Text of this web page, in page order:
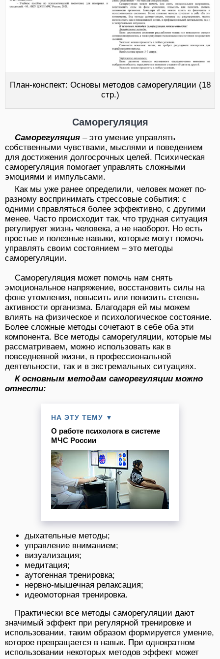
План-конспект: Основы методов саморегуляции (18
стр.)
Саморегуляция
Саморегуляция – это умение управлять
собственными чувствами, мыслями и поведением
для достижения долгосрочных целей. Психическая
саморегуляция помогает управлять сложными
эмоциями и импульсами.
Как мы уже ранее определили, человек может по-
разному воспринимать стрессовые события: с
одними справляться более эффективно, с другими
менее. Часто происходит так, что трудная ситуация
регулирует жизнь человека, а не наоборот. Но есть
простые и полезные навыки, которые могут помочь
управлять своим состоянием – это методы
саморегуляции.
Саморегуляция может помочь нам снять
эмоциональное напряжение, восстановить силы на
фоне утомления, повысить или понизить степень
активности организма. Благодаря ей мы можем
влиять на физическое и психологическое состояние.
Более сложные методы сочетают в себе оба эти
компонента. Все методы саморегуляции, которые мы
рассматриваем, можно использовать как в
повседневной жизни, в профессиональной
деятельности, так и в экстремальных ситуациях.
К основным методам саморегуляции можно
отнести:
НА ЭТУ ТЕМУ ▼
О работе психолога в системе
МЧС России
дыхательные методы;
управление вниманием;
визуализация;
медитация;
аутогенная тренировка;
нервно-мышечная релаксация;
идеомоторная тренировка.
Практически все методы саморегуляции дают
значимый эффект при регулярной тренировке и
использовании, таким образом формируется умение,
которое превращается в навык. При однократном
использовании некоторых методов эффект может